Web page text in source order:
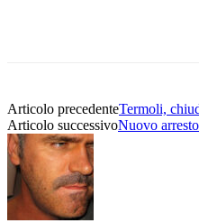
Articolo precedenteTermoli,
Articolo successivoNuovo